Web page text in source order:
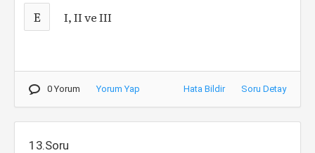
E I, II ve III
0 Yorum Yorum Yap Hata Bildir Soru Detay
13.Soru